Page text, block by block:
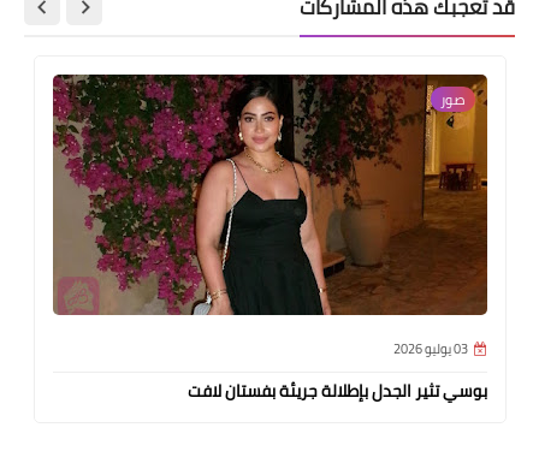
صور
03 يوليو 2026
بوسي تثير الجدل بإطلالة جريئة بفستان لافت